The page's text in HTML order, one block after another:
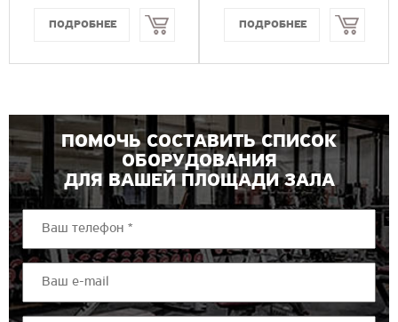
ПОМОЧЬ СОСТАВИТЬ СПИСОК
ОБОРУДОВАНИЯ
ДЛЯ ВАШЕЙ ПЛОЩАДИ ЗАЛА